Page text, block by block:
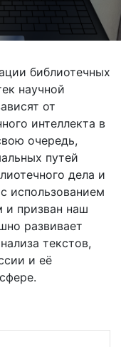
библиотечных
научной
от
интеллекта в
очередь,
путей
дела и
использованием
и призван наш
развивает
текстов,
и её